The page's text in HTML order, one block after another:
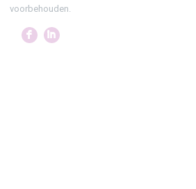
voorbehouden.
F I